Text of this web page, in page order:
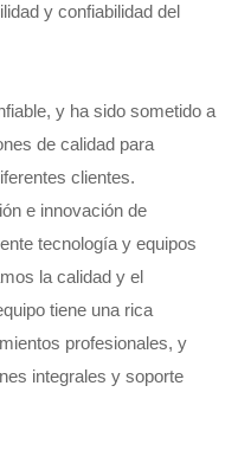
y confiabilidad del
y ha sido sometido a
de calidad para
clientes.
e innovación de
tecnología y equipos
la calidad y el
tiene una rica
profesionales, y
integrales y soporte